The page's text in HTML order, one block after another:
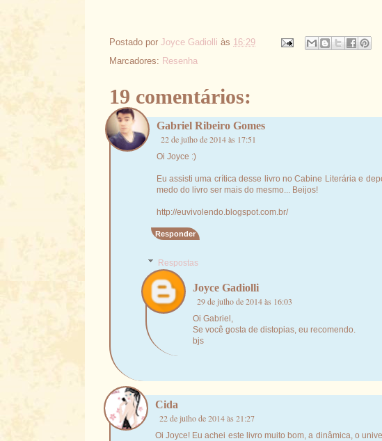
Postado por Joyce Gadiolli às 16:29
Marcadores: Resenha
19 comentários:
Gabriel Ribeiro Gomes
22 de julho de 2014 às 17:51
Oi Joyce :)
Eu assisti uma crítica desse livro no Cabine Literária e
medo do livro ser mais do mesmo... Beijos!
http://euvivolendo.blogspot.com.br/
Responder
Respostas
Joyce Gadiolli
29 de julho de 2014 às 16:03
Oi Gabriel,
Se você gosta de distopias, eu recomendo.
bjs
Cida
22 de julho de 2014 às 21:27
Oi Joyce! Eu achei este livro muito bom, a dinâmica, o